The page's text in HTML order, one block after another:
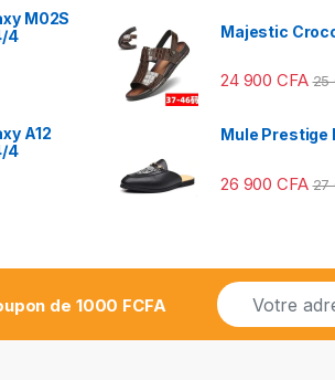
M02S
4
A12
4
Majestic
24 900CFA 25
Mule Prestige
26 900CFA 27
de 1000 FCFA
E
m
a